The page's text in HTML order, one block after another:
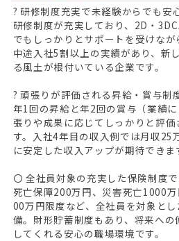
? 研修制度充実で未経験からでも安
研修制度が充実しており、2D・
でもしっかりとサポートを受けなが
中途入社5割以上の実績があり、新
る風土が根付いている企業です。
? 頑張りが評価される昇給・賞与制
年1回の昇給と年2回の賞与（業績
張りや成果に応じてしっかりと評価
す。入社4年目の収入例では月収25
に安定した収入アップが期待できま
〇 全社員対象の充実した保険制度
死亡保障200万円、災害死亡1000
00万円限度など、全社員を対象と
備。財形貯蓄制度もあり、将来へ
してくれる安心の職場環境です。